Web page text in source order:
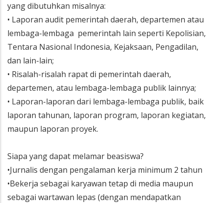
yang dibutuhkan misalnya:
• Laporan audit pemerintah daerah, departemen atau
lembaga-lembaga pemerintah lain seperti Kepolisian,
Tentara Nasional Indonesia, Kejaksaan, Pengadilan,
dan lain-lain;
• Risalah-risalah rapat di pemerintah daerah,
departemen, atau lembaga-lembaga publik lainnya;
• Laporan-laporan dari lembaga-lembaga publik, baik
laporan tahunan, laporan program, laporan kegiatan,
maupun laporan proyek.
Siapa yang dapat melamar beasiswa?
•Jurnalis dengan pengalaman kerja minimum 2 tahun
•Bekerja sebagai karyawan tetap di media maupun
sebagai wartawan lepas (dengan mendapatkan